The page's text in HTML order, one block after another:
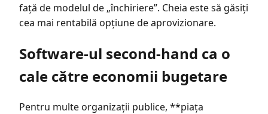
față de modelul de „închiriere”. Cheia este să găsiți
cea mai rentabilă opțiune de aprovizionare.
Software-ul second-hand ca o
cale către economii bugetare
Pentru multe organizații publice, **piața